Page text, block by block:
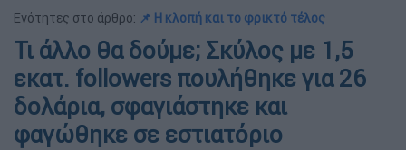
Ενότητες στο άρθρο: 📌 Η κλοπή και το φρικτό τέλος
Τι άλλο θα δούμε; Σκύλος με 1,5
εκατ. followers πουλήθηκε για 26
δολάρια, σφαγιάστηκε και
φαγώθηκε σε εστιατόριο